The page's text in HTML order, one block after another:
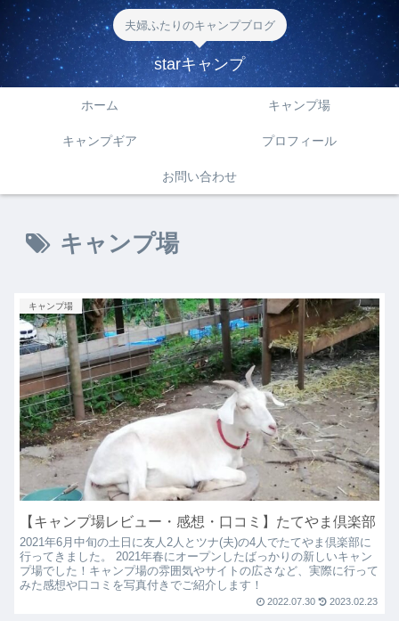
夫婦ふたりのキャンプブログ
starキャンプ
ホーム キャンプ場
キャンプギア プロフィール
お問い合わせ
キャンプ場
キャンプ場
【キャンプ場レビュー・感想・口コミ】たてやま倶楽部
2021年6月中旬の土日に友人2人とツナ(夫)の4人でたてやま倶楽部に
行ってきました。 2021年春にオープンしたばっかりの新しいキャン
プ場でした！キャンプ場の雰囲気やサイトの広さなど、実際に行って
みた感想や口コミを写真付きでご紹介します！
2022.07.30 2023.02.23